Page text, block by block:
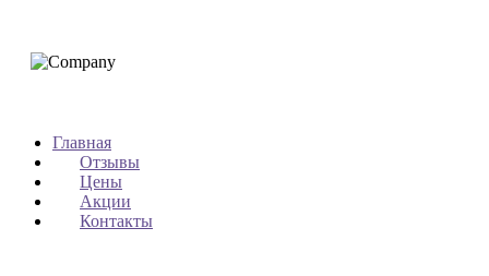
Главная
Отзывы
Цены
Акции
Контакты